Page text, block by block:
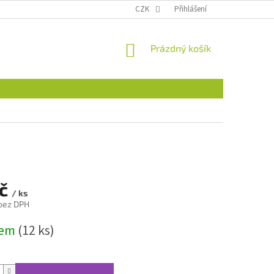
CZK Přihlášení
NÁKUPNÍ
Prázdný košík
/ ks
DPH
(12 ks)